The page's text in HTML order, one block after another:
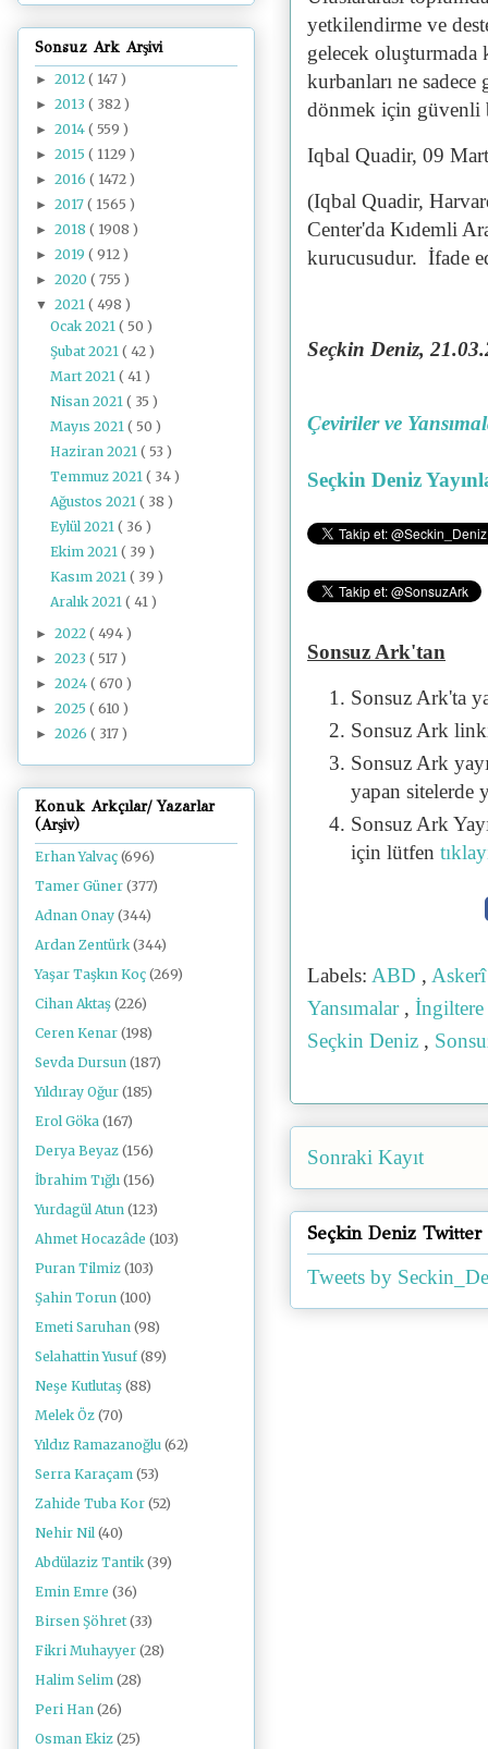
yetkilendirme ve
gelecek
kurbanları ne
dönmek için güvenli
Iqbal Quadir, 09
(Iqbal Quadir,
Center'da Kıdemli
kurucusudur. İfade
Seçkin Deniz, 21.03
Çeviriler ve
Seçkin Deniz
Sonsuz Ark'tan
Sonsuz Ark'ta
Sonsuz Ark
Sonsuz Ark
yapan sitelerde
Sonsuz Ark
için lütfen
Labels: ABD ,
Yansımalar , İngiltere
Seçkin Deniz ,
Sonraki Kayıt
Seçkin Deniz Twitter
Tweets by
Sonsuz Ark Arşivi
► 2012 ( 147 )
► 2013 ( 382 )
► 2014 ( 559 )
► 2015 ( 1129 )
► 2016 ( 1472 )
► 2017 ( 1565 )
► 2018 ( 1908 )
► 2019 ( 912 )
► 2020 ( 755 )
▼ 2021 ( 498 )
Ocak 2021( 50 )
Şubat 2021( 42 )
Mart 2021( 41 )
Nisan 2021( 35 )
Mayıs 2021( 50 )
Haziran 2021( 53 )
Temmuz 2021( 34 )
Ağustos 2021( 38 )
Eylül 2021( 36 )
Ekim 2021( 39 )
Kasım 2021( 39 )
Aralık 2021( 41 )
► 2022 ( 494 )
► 2023 ( 517 )
► 2024 ( 670 )
► 2025 ( 610 )
► 2026 ( 317 )
Konuk Arkçılar/ Yazarlar
(Arşiv)
Erhan Yalvaç (696)
Tamer Güner (377)
Adnan Onay (344)
Ardan Zentürk (344)
Yaşar Taşkın Koç (269)
Cihan Aktaş (226)
Ceren Kenar (198)
Sevda Dursun (187)
Yıldıray Oğur (185)
Erol Göka (167)
Derya Beyaz (156)
İbrahim Tığlı (156)
Yurdagül Atun (123)
Ahmet Hocazâde (103)
Puran Tilmiz (103)
Şahin Torun (100)
Emeti Saruhan (98)
Selahattin Yusuf (89)
Neşe Kutlutaş (88)
Melek Öz (70)
Yıldız Ramazanoğlu (62)
Serra Karaçam (53)
Zahide Tuba Kor (52)
Nehir Nil (40)
Abdülaziz Tantik (39)
Emin Emre (36)
Birsen Şöhret (33)
Fikri Muhayyer (28)
Halim Selim (28)
Peri Han (26)
Osman Ekiz (25)